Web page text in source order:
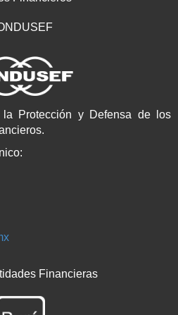
Protección y Defensa de los
Financieras